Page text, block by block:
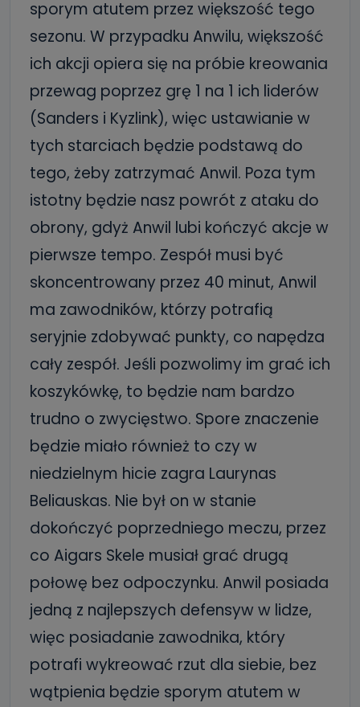
sporym atutem przez większość tego
sezonu. W przypadku Anwilu, większość
ich akcji opiera się na próbie kreowania
przewag poprzez grę 1 na 1 ich liderów
(Sanders i Kyzlink), więc ustawianie w
tych starciach będzie podstawą do
tego, żeby zatrzymać Anwil. Poza tym
istotny będzie nasz powrót z ataku do
obrony, gdyż Anwil lubi kończyć akcje w
pierwsze tempo. Zespół musi być
skoncentrowany przez 40 minut, Anwil
ma zawodników, którzy potrafią
seryjnie zdobywać punkty, co napędza
cały zespół. Jeśli pozwolimy im grać ich
koszykówkę, to będzie nam bardzo
trudno o zwycięstwo. Spore znaczenie
będzie miało również to czy w
niedzielnym hicie zagra Laurynas
Beliauskas. Nie był on w stanie
dokończyć poprzedniego meczu, przez
co Aigars Skele musiał grać drugą
połowę bez odpoczynku. Anwil posiada
jedną z najlepszych defensyw w lidze,
więc posiadanie zawodnika, który
potrafi wykreować rzut dla siebie, bez
wątpienia będzie sporym atutem w